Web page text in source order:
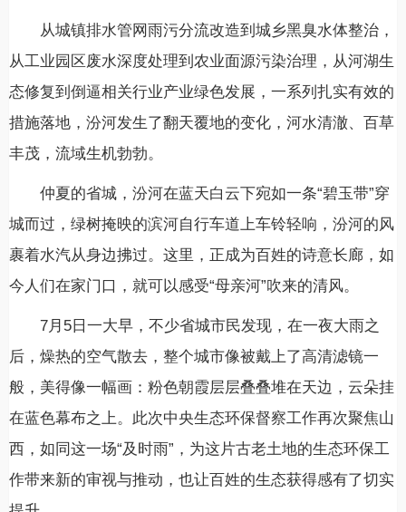
从城镇排水管网雨污分流改造到城乡黑臭水体整治，
从工业园区废水深度处理到农业面源污染治理，从河湖生
态修复到倒逼相关行业产业绿色发展，一系列扎实有效的
措施落地，汾河发生了翻天覆地的变化，河水清澈、百草
丰茂，流域生机勃勃。
仲夏的省城，汾河在蓝天白云下宛如一条“碧玉带”穿
城而过，绿树掩映的滨河自行车道上车铃轻响，汾河的风
裹着水汽从身边拂过。这里，正成为百姓的诗意长廊，如
今人们在家门口，就可以感受“母亲河”吹来的清风。
7月5日一大早，不少省城市民发现，在一夜大雨之
后，燥热的空气散去，整个城市像被戴上了高清滤镜一
般，美得像一幅画：粉色朝霞层层叠叠堆在天边，云朵挂
在蓝色幕布之上。此次中央生态环保督察工作再次聚焦山
西，如同这一场“及时雨”，为这片古老土地的生态环保工
作带来新的审视与推动，也让百姓的生态获得感有了切实